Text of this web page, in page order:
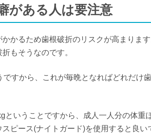
がある人は要注意
かるため歯根破折のリスクが高まりま
もそうなのです。
すから、これが毎晩となればどれだけ
いうことですから、成人一人分の体重
ピース(ナイトガード)を使用すると良い